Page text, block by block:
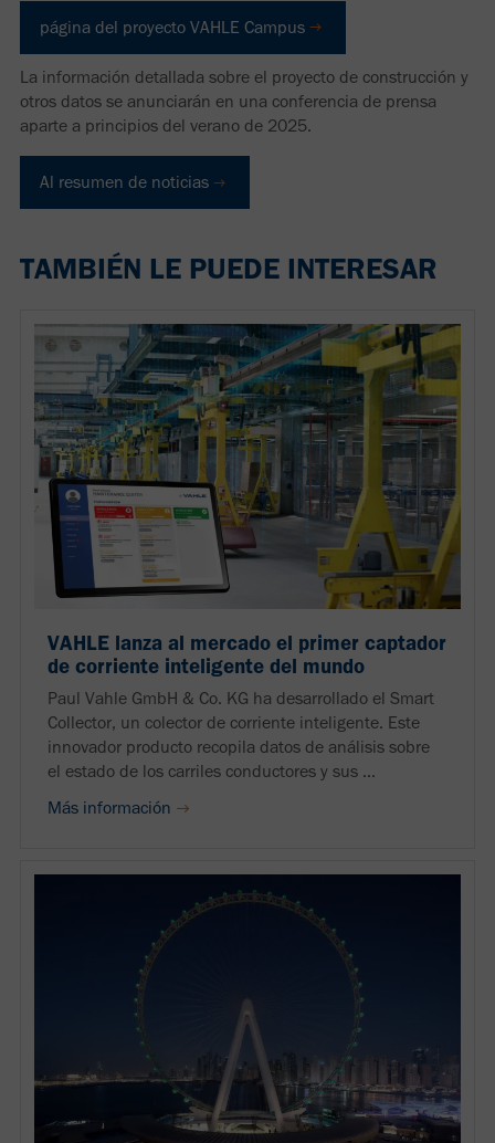
página del proyecto VAHLE Campus
La información detallada sobre el proyecto de construcción y
otros datos se anunciarán en una conferencia de prensa
aparte a principios del verano de 2025.
Al resumen de noticias
TAMBIÉN LE PUEDE INTERESAR
VAHLE lanza al mercado el primer captador
de corriente inteligente del mundo
Paul Vahle GmbH & Co. KG ha desarrollado el Smart
Collector, un colector de corriente inteligente. Este
innovador producto recopila datos de análisis sobre
el estado de los carriles conductores y sus ...
Más información